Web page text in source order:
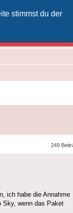
stimmst du der
249
ich habe die Annahme
Sky, wenn das Paket